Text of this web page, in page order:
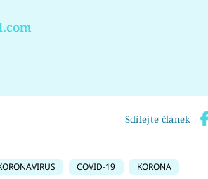
Sdílejte článek
COVID-19
KORONA